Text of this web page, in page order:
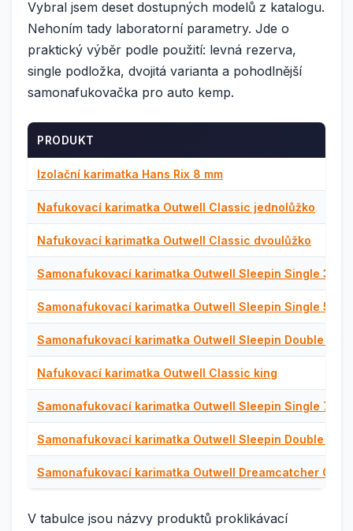
Vybral jsem deset dostupných modelů z katalogu.
Nehoním tady laboratorní parametry. Jde o
praktický výběr podle použití: levná rezerva,
single podložka, dvojitá varianta a pohodlnější
samonafukovačka pro auto kemp.
PRODUKT
Izolační karimatka Hans Rix 8 mm
Nafukovací karimatka Outwell Classic jednolůžko
Nafukovací karimatka Outwell Classic dvoulůžko
Samonafukovací karimatka Outwell Sleepin Single 3 cm
Samonafukovací karimatka Outwell Sleepin Single 5.0
Samonafukovací karimatka Outwell Sleepin Double 3.0
Nafukovací karimatka Outwell Classic king
Samonafukovací karimatka Outwell Sleepin Single 7,5
Samonafukovací karimatka Outwell Sleepin Double 5 cm
Samonafukovací karimatka Outwell Dreamcatcher
V tabulce jsou názvy produktů proklikávací